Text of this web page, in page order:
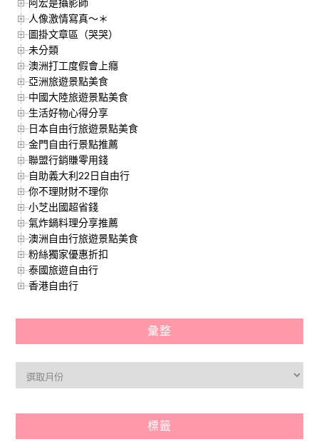
阿宏是攝影師
人像激情寫真～＊
圖掛文章區（哭哭）
未分類
澳洲打工度假會上癮
亞洲旅遊景點美食
中國大陸旅遊景點美食
生活好物心得分享
日本自由行旅遊景點美食
金門自由行景點推薦
聯盟行銷賺零用錢
自助義大利22日自由行
你不理財財不理你
小芝出國超省錢
氣炸鍋料理分享推薦
澳洲自由行旅遊景點美食
粉絲獨家優惠折扣
泰國旅遊自由行
香港自由行
彙整
標籤